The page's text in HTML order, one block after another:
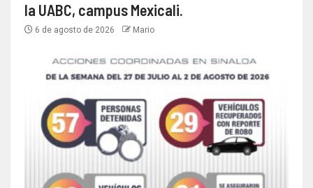
la UABC, campus Mexicali.
6 de agosto de 2026 Mario